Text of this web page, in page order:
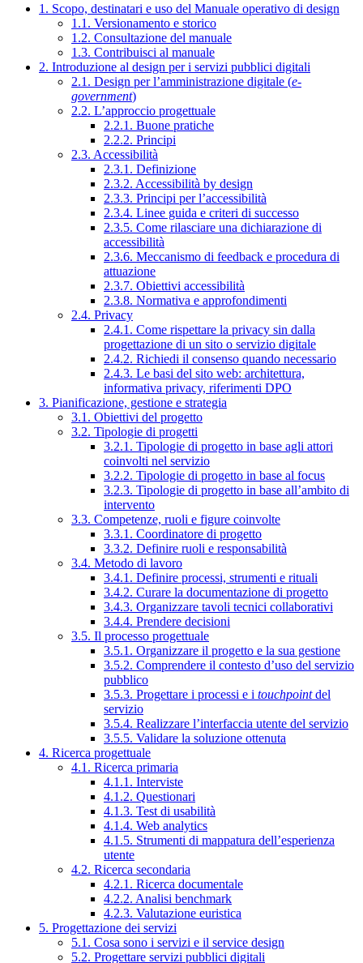
1. Scopo, destinatari e uso del Manuale operativo di design
1.1. Versionamento e storico
1.2. Consultazione del manuale
1.3. Contribuisci al manuale
2. Introduzione al design per i servizi pubblici digitali
2.1. Design per l’amministrazione digitale (e-
government)
2.2. L’approccio progettuale
2.2.1. Buone pratiche
2.2.2. Principi
2.3. Accessibilità
2.3.1. Definizione
2.3.2. Accessibilità by design
2.3.3. Principi per l’accessibilità
2.3.4. Linee guida e criteri di successo
2.3.5. Come rilasciare una dichiarazione di
accessibilità
2.3.6. Meccanismo di feedback e procedura di
attuazione
2.3.7. Obiettivi accessibilità
2.3.8. Normativa e approfondimenti
2.4. Privacy
2.4.1. Come rispettare la privacy sin dalla
progettazione di un sito o servizio digitale
2.4.2. Richiedi il consenso quando necessario
2.4.3. Le basi del sito web: architettura,
informativa privacy, riferimenti DPO
3. Pianificazione, gestione e strategia
3.1. Obiettivi del progetto
3.2. Tipologie di progetti
3.2.1. Tipologie di progetto in base agli attori
coinvolti nel servizio
3.2.2. Tipologie di progetto in base al focus
3.2.3. Tipologie di progetto in base all’ambito di
intervento
3.3. Competenze, ruoli e figure coinvolte
3.3.1. Coordinatore di progetto
3.3.2. Definire ruoli e responsabilità
3.4. Metodo di lavoro
3.4.1. Definire processi, strumenti e rituali
3.4.2. Curare la documentazione di progetto
3.4.3. Organizzare tavoli tecnici collaborativi
3.4.4. Prendere decisioni
3.5. Il processo progettuale
3.5.1. Organizzare il progetto e la sua gestione
3.5.2. Comprendere il contesto d’uso del servizio
pubblico
3.5.3. Progettare i processi e i touchpointdel
servizio
3.5.4. Realizzare l’interfaccia utente del servizio
3.5.5. Validare la soluzione ottenuta
4. Ricerca progettuale
4.1. Ricerca primaria
4.1.1. Interviste
4.1.2. Questionari
4.1.3. Test di usabilità
4.1.4. Web analytics
4.1.5. Strumenti di mappatura dell’esperienza
utente
4.2. Ricerca secondaria
4.2.1. Ricerca documentale
4.2.2. Analisi benchmark
4.2.3. Valutazione euristica
5. Progettazione dei servizi
5.1. Cosa sono i servizi e il service design
5.2. Progettare servizi pubblici digitali